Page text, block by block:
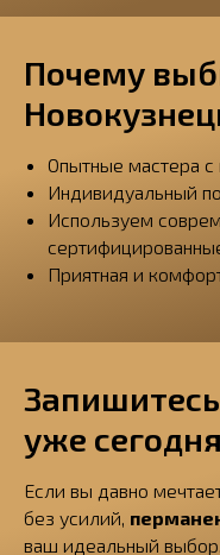
Почему
Опытные мастера
Индивидуальный
Используем
Приятная и
уже сегодня
Если вы давно
без усилий,
ваш идеальный